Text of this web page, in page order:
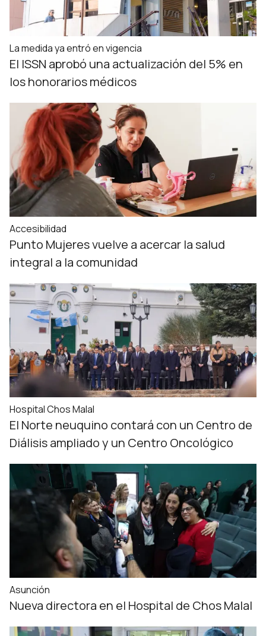
La medida ya entró en vigencia
El ISSN aprobó una actualización del 5% en
los honorarios médicos
Accesibilidad
Punto Mujeres vuelve a acercar la salud
integral a la comunidad
Hospital Chos Malal
El Norte neuquino contará con un Centro de
Diálisis ampliado y un Centro Oncológico
Asunción
Nueva directora en el Hospital de Chos Malal